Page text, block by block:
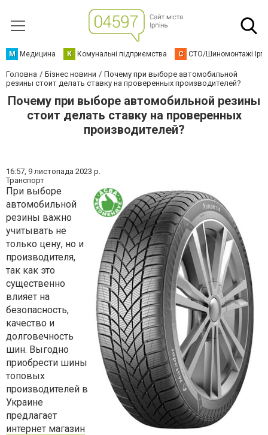
М Медицина К Комунальні підприємства С СТО/Шиномонтажі
Головна Бізнес новини
Почему при выборе автомобильной
резины стоит делать ставку на проверенных производителей?
Почему при выборе автомобильной резины
стоит делать ставку на проверенных
производителей?
16:57, 9 листопада 2023 р.
Транспорт
При выборе
автомобильной
резины важно
учитывать не
только цену, но и
производителя,
так как это
существенно
влияет на
безопасность,
качество и
долговечность
шин. Выгодно
приобрести шины
топовых
производителей в
Украине
предлагает
интернет магазин